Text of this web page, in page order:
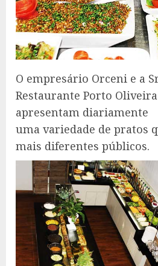
O empresário Orceni e a
Restaurante Porto
apresentam diariamente
uma variedade de pratos
mais diferentes públicos.